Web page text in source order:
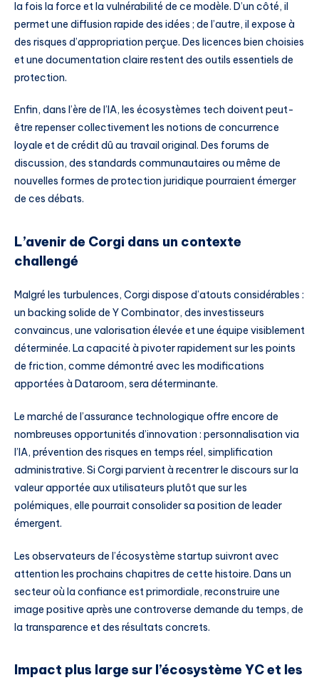
la fois la force et la vulnérabilité de ce modèle. D’un côté, il
permet une diffusion rapide des idées ; de l’autre, il expose à
des risques d’appropriation perçue. Des licences bien choisies
et une documentation claire restent des outils essentiels de
protection.
Enfin, dans l’ère de l’IA, les écosystèmes tech doivent peut-
être repenser collectivement les notions de concurrence
loyale et de crédit dû au travail original. Des forums de
discussion, des standards communautaires ou même de
nouvelles formes de protection juridique pourraient émerger
de ces débats.
L’avenir de Corgi dans un contexte
challengé
Malgré les turbulences, Corgi dispose d’atouts considérables :
un backing solide de Y Combinator, des investisseurs
convaincus, une valorisation élevée et une équipe visiblement
déterminée. La capacité à pivoter rapidement sur les points
de friction, comme démontré avec les modifications
apportées à Dataroom, sera déterminante.
Le marché de l’assurance technologique offre encore de
nombreuses opportunités d’innovation : personnalisation via
l’IA, prévention des risques en temps réel, simplification
administrative. Si Corgi parvient à recentrer le discours sur la
valeur apportée aux utilisateurs plutôt que sur les
polémiques, elle pourrait consolider sa position de leader
émergent.
Les observateurs de l’écosystème startup suivront avec
attention les prochains chapitres de cette histoire. Dans un
secteur où la confiance est primordiale, reconstruire une
image positive après une controverse demande du temps, de
la transparence et des résultats concrets.
Impact plus large sur l’écosystème YC et les